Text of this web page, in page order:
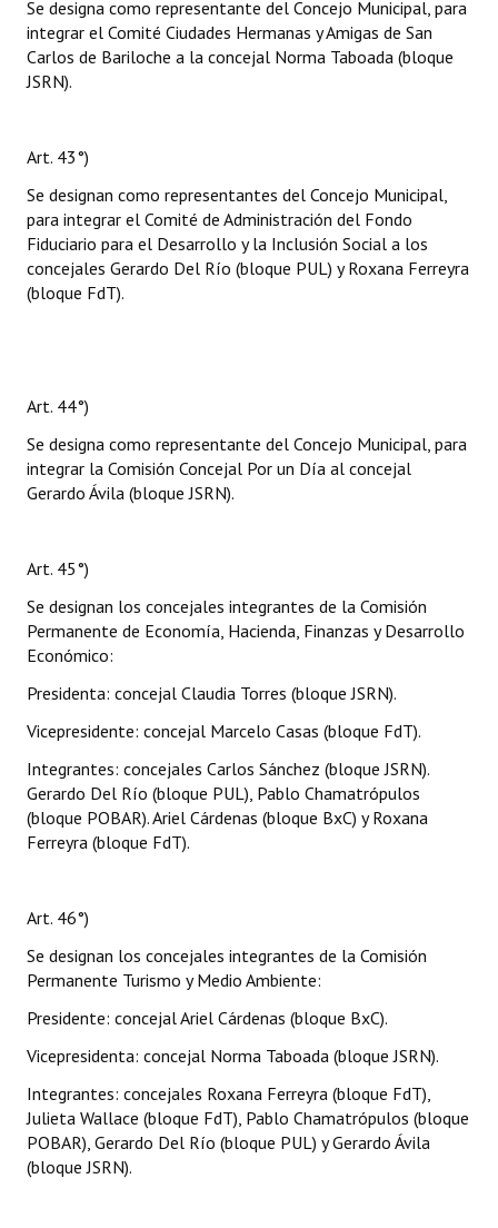
Se designa como representante del Concejo Municipal, para
integrar el Comité Ciudades Hermanas y Amigas de San
Carlos de Bariloche a la concejal Norma Taboada (bloque
JSRN).
Art. 43°)
Se designan como representantes del Concejo Municipal,
para integrar el Comité de Administración del Fondo
Fiduciario para el Desarrollo y la Inclusión Social a los
concejales Gerardo Del Río (bloque PUL) y Roxana Ferreyra
(bloque FdT).
Art. 44°)
Se designa como representante del Concejo Municipal, para
integrar la Comisión Concejal Por un Día al concejal
Gerardo Ávila (bloque JSRN).
Art. 45°)
Se designan los concejales integrantes de la Comisión
Permanente de Economía, Hacienda, Finanzas y Desarrollo
Económico:
Presidenta: concejal Claudia Torres (bloque JSRN).
Vicepresidente: concejal Marcelo Casas (bloque FdT).
Integrantes: concejales Carlos Sánchez (bloque JSRN).
Gerardo Del Río (bloque PUL), Pablo Chamatrópulos
(bloque POBAR). Ariel Cárdenas (bloque BxC) y Roxana
Ferreyra (bloque FdT).
Art. 46°)
Se designan los concejales integrantes de la Comisión
Permanente Turismo y Medio Ambiente:
Presidente: concejal Ariel Cárdenas (bloque BxC).
Vicepresidenta: concejal Norma Taboada (bloque JSRN).
Integrantes: concejales Roxana Ferreyra (bloque FdT),
Julieta Wallace (bloque FdT), Pablo Chamatrópulos (bloque
POBAR), Gerardo Del Río (bloque PUL) y Gerardo Ávila
(bloque JSRN).